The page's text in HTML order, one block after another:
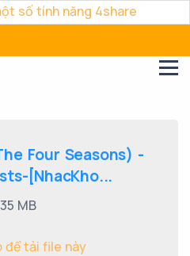
số tính năng 4share
Four Seasons) -
[NhacKho...
MB
để tải file này